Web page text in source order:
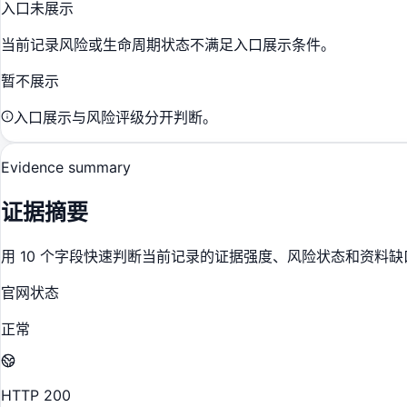
入口未展示
当前记录风险或生命周期状态不满足入口展示条件。
暂不展示
入口展示与风险评级分开判断。
Evidence summary
证据摘要
用 10 个字段快速判断当前记录的证据强度、风险状态和资料缺
官网状态
正常
HTTP 200